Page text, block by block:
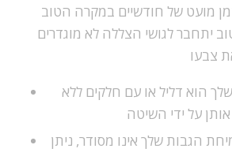
מועט של חודשיים במקרה הטוב
יתחבר לגושי הצללה לא מוגדרים
צבעו
הוא דליל או עם חלקים ללא
על ידי השיטה
הגבות שלך אינו מסודר, ניתן